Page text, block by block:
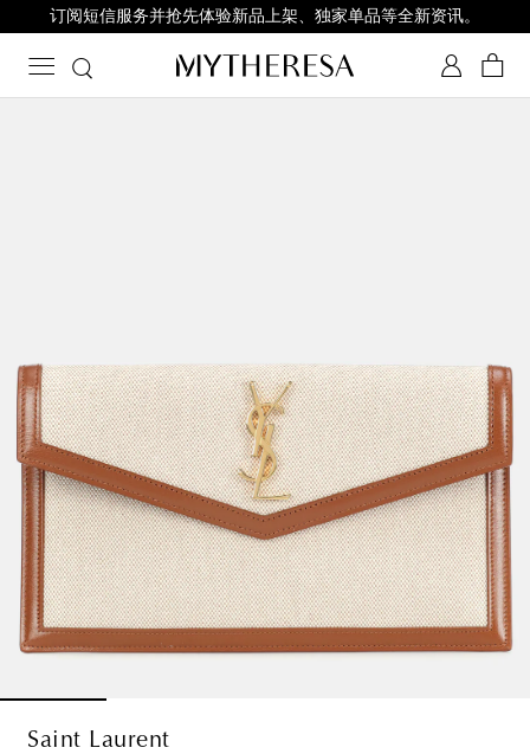
订阅短信服务并抢先体验新品上架、独家单品等全新资讯。
Saint Laurent